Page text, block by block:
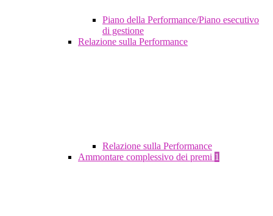
Piano della Performance/Piano esecutivo
di gestione
Relazione sulla Performance
Relazione sulla Performance
Ammontare complessivo dei premi 1